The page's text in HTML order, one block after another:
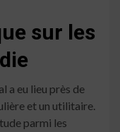
sur les
a eu lieu près de
et un utilitaire.
parmi les